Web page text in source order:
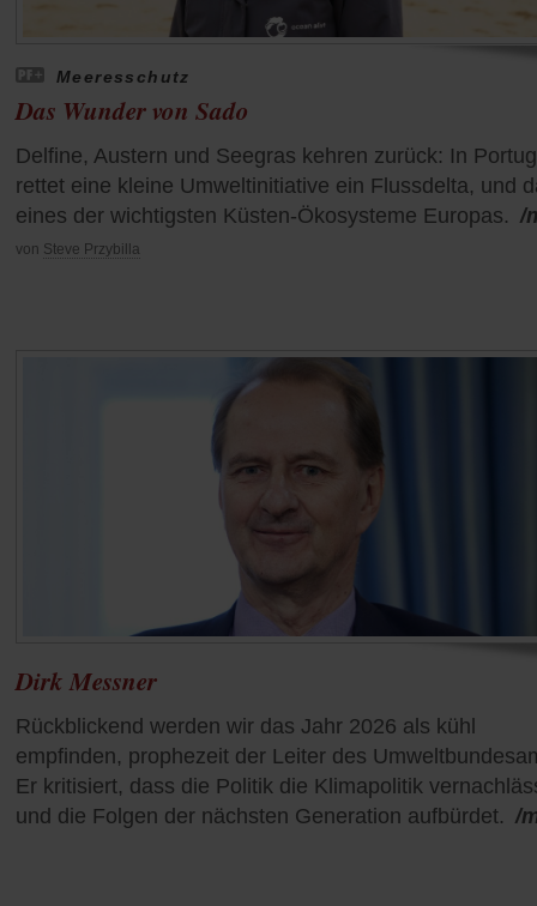
Meeresschutz
Das Wunder von Sado
Delfine, Austern und Seegras kehren zurück: In
rettet eine kleine Umweltinitiative ein Flussdelta, und
eines der wichtigsten Küsten-Ökosysteme Europas. /
von Steve Przybilla
Dirk Messner
Rückblickend werden wir das Jahr 2026 als kühl
empfinden, prophezeit der Leiter des
Er kritisiert, dass die Politik die Klimapolitik
und die Folgen der nächsten Generation aufbürdet. /